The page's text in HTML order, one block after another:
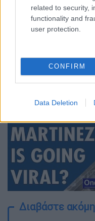
related to security,
functionality and
user protection.
CONFIRM
Data Deletion
Το βίντεο μέχρι
εκατομμύρια
Διαβάστε ακόμη